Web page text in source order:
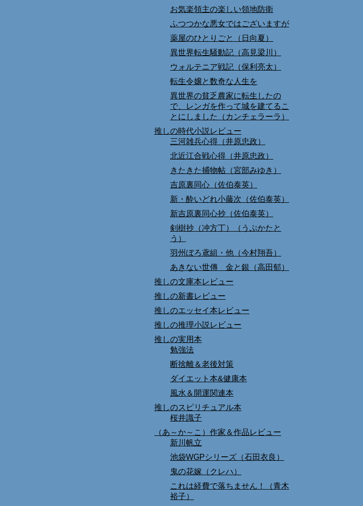
お気楽領主の楽しい領地防衛
ふつつかな悪女ではございますが
薬屋のひとりごと（日向夏）
異世界転生騒動記（高見梁川）
ウォルテニア戦記（保利亮太）
転生令嬢と数奇な人生を
異世界の貧乏農家に転生したの
で、レンガを作って城を建てるこ
とにしました（カンチェラーラ）
推しの時代小説レビュー
三河雑兵心得（井原忠政）
北近江合戦心得（井原忠政）
きたきた捕物帖（宮部みゆき）
吉原裏同心（佐伯泰英）
新・酔いどれ小藤次（佐伯泰英）
新吉原裏同心抄（佐伯泰英）
剣樹抄（冲方丁）（うぶかたと
う）
羽州ぼろ鳶組・他（今村翔吾）
あきない世傳 金と銀（高田郁）
推しの文庫本レビュー
推しの新書レビュー
推しのエッセイ本レビュー
推しの推理小説レビュー
推しの実用本
勉強法
断捨離＆老後対策
ダイエット本&健康本
風水＆開運関連本
推しのスピリチュアル本
桜井識子
（あ～か～こ）作家＆作品レビュー
新川帆立
池袋WGPシリーズ（石田衣良）
鬼の花嫁（クレハ）
これは経費で落ちません！（青木
裕子）